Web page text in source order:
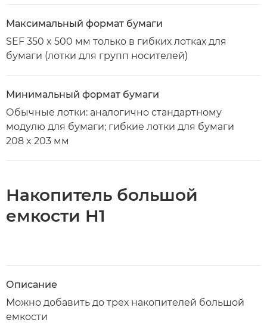
Максимальный формат бумаги
SEF 350 x 500 мм только в гибких лотках для
бумаги (лотки для групп носителей)
Минимальный формат бумаги
Обычные лотки: аналогично стандартному
модулю для бумаги; гибкие лотки для бумаги
208 x 203 мм
Накопитель большой
емкости H1
Описание
Можно добавить до трех накопителей большой
емкости